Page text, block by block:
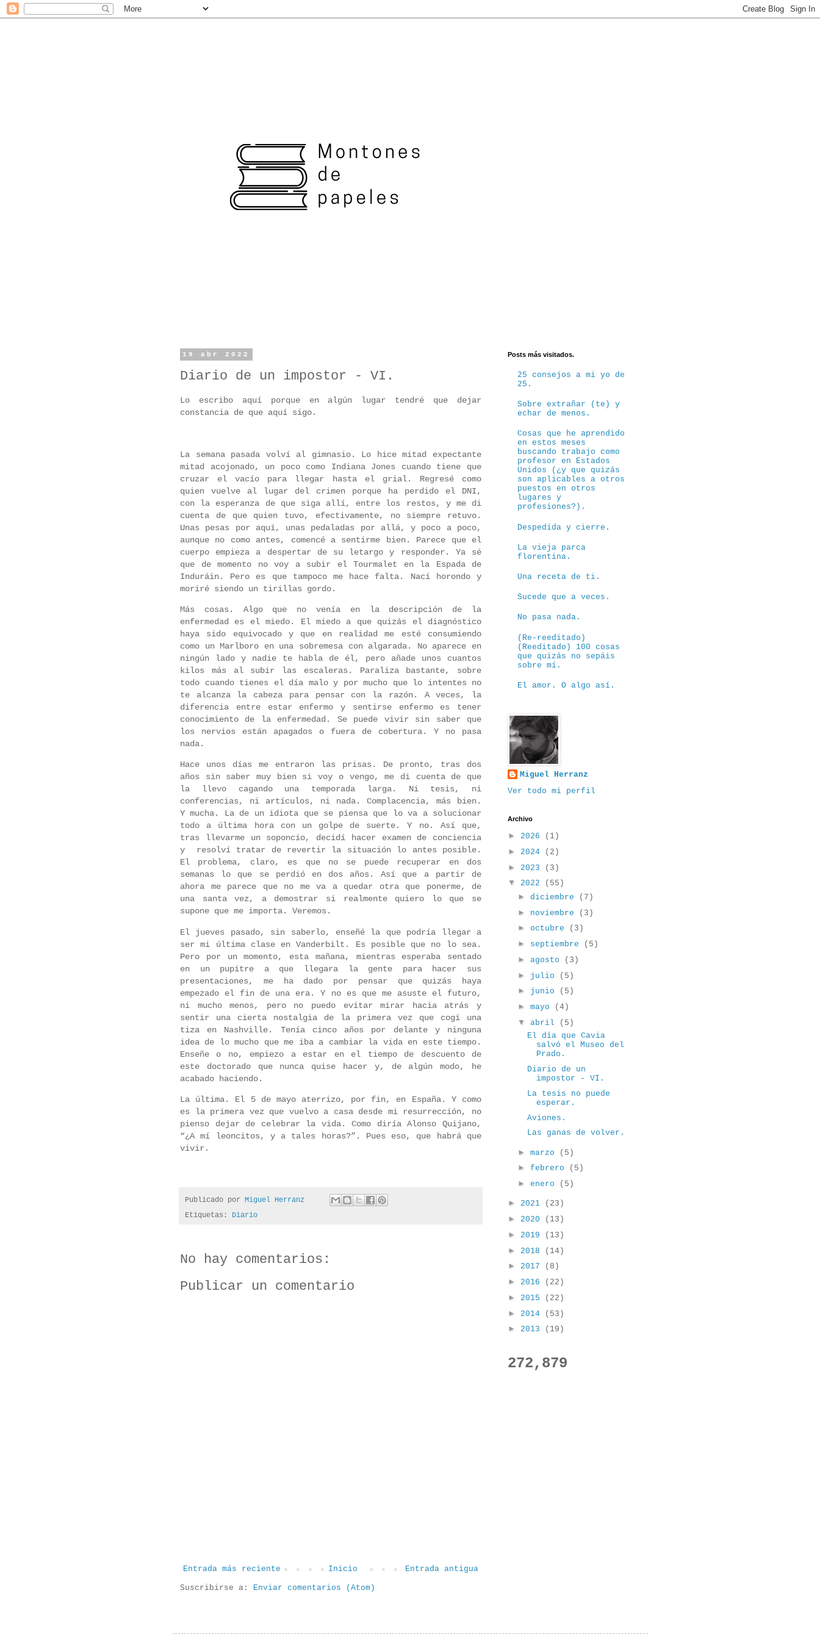
19 abr 2022
Diario de un impostor - VI.
Lo escribo aquí porque en algún lugar tendré que dejar
constancia de que aquí sigo.
La semana pasada volví al gimnasio. Lo hice mitad expectante
mitad acojonado, un poco como Indiana Jones cuando tiene que
cruzar el vacío para llegar hasta el grial. Regresé como
quien vuelve al lugar del crimen porque ha perdido el DNI,
con la esperanza de que siga allí, entre los restos, y me di
cuenta de que quien tuvo, efectivamente, no siempre retuvo.
Unas pesas por aquí, unas pedaladas por allá, y poco a poco,
aunque no como antes, comencé a sentirme bien. Parece que el
cuerpo empieza a despertar de su letargo y responder. Ya sé
que de momento no voy a subir el Tourmalet en la Espada de
Induráin. Pero es que tampoco me hace falta. Nací horondo y
moriré siendo un tirillas gordo.
Más cosas. Algo que no venía en la descripción de la
enfermedad es el miedo. El miedo a que quizás el diagnóstico
haya sido equivocado y que en realidad me esté consumiendo
como un Marlboro en una sobremesa con algarada. No aparece en
ningún lado y nadie te habla de él, pero añade unos cuantos
kilos más al subir las escaleras. Paraliza bastante, sobre
todo cuando tienes el día malo y por mucho que lo intentes no
te alcanza la cabeza para pensar con la razón. A veces, la
diferencia entre estar enfermo y sentirse enfermo es tener
conocimiento de la enfermedad. Se puede vivir sin saber que
los nervios están apagados o fuera de cobertura. Y no pasa
nada.
Hace unos días me entraron las prisas. De pronto, tras dos
años sin saber muy bien si voy o vengo, me di cuenta de que
la llevo cagando una temporada larga. Ni tesis, ni
conferencias, ni artículos, ni nada. Complacencia, más bien.
Y mucha. La de un idiota que se piensa que lo va a solucionar
todo a última hora con un golpe de suerte. Y no. Así que,
tras llevarme un soponcio, decidí hacer examen de conciencia
y resolví tratar de revertir la situación lo antes posible.
El problema, claro, es que no se puede recuperar en dos
semanas lo que se perdió en dos años. Así que a partir de
ahora me parece que no me va a quedar otra que ponerme, de
una santa vez, a demostrar si realmente quiero lo que se
supone que me importa. Veremos.
El jueves pasado, sin saberlo, enseñé la que podría llegar a
ser mi última clase en Vanderbilt. Es posible que no lo sea.
Pero por un momento, esta mañana, mientras esperaba sentado
en un pupitre a que llegara la gente para hacer sus
presentaciones, me ha dado por pensar que quizás haya
empezado el fin de una era. Y no es que me asuste el futuro,
ni mucho menos, pero no puedo evitar mirar hacia atrás y
sentir una cierta nostalgia de la primera vez que cogí una
tiza en Nashville. Tenía cinco años por delante y ninguna
idea de lo mucho que me iba a cambiar la vida en este tiempo.
Enseñe o no, empiezo a estar en el tiempo de descuento de
este doctorado que nunca quise hacer y, de algún modo, he
acabado haciendo.
La última. El 5 de mayo aterrizo, por fin, en España. Y como
es la primera vez que vuelvo a casa desde mi resurrección, no
pienso dejar de celebrar la vida. Como diría Alonso Quijano,
“¿A mí leoncitos, y a tales horas?”. Pues eso, que habrá que
vivir.
Publicado por Miguel Herranz
Etiquetas: Diario
No hay comentarios:
Publicar un comentario
Entrada más reciente Entrada antigua
Inicio
Suscribirse a: Enviar comentarios (Atom)
Posts más visitados.
25 consejos a mi yo de
25.
Sobre extrañar (te) y
echar de menos.
Cosas que he aprendido
en estos meses
buscando trabajo como
profesor en Estados
Unidos (¿y que quizás
son aplicables a otros
puestos en otros
lugares y
profesiones?).
Despedida y cierre.
La vieja parca
florentina.
Una receta de ti.
Sucede que a veces.
No pasa nada.
(Re-reeditado)
(Reeditado) 100 cosas
que quizás no sepáis
sobre mí.
El amor. O algo así.
Miguel Herranz
Ver todo mi perfil
Archivo
► 2026
(1)
► 2024
(2)
► 2023
(3)
▼ 2022
(55)
► diciembre
(7)
► noviembre
(3)
► octubre
(3)
► septiembre
(5)
► agosto
(3)
► julio
(5)
► junio
(5)
► mayo
(4)
▼ abril
(5)
El día que Cavia
salvó el Museo del
Prado.
Diario de un
impostor - VI.
La tesis no puede
esperar.
Aviones.
Las ganas de volver.
► marzo
(5)
► febrero
(5)
► enero (5)
► 2021
(23)
► 2020
(13)
► 2019
(13)
► 2018
(14)
► 2017
(8)
► 2016
(22)
► 2015
(22)
► 2014
(53)
► 2013 (19)
272,879